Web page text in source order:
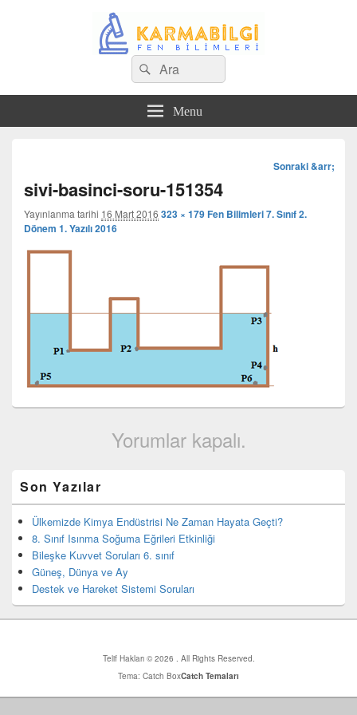
Search
for:
Ara
Menu
Görsel
Sonraki &arr;
sivi-basinci-soru-151354
Yayınlanma tarihi 16 Mart 2016 323 × 179Fen Bilimleri 7. Sınıf 2.
Dönem 1. Yazılı 2016
Yorumlar kapalı.
yan
bar
eklenti
bölgesi
Son Yazılar
Ülkemizde Kimya Endüstrisi Ne Zaman Hayata Geçti?
8. Sınıf Isınma Soğuma Eğrileri Etkinliği
Bileşke Kuvvet Soruları 6. sınıf
Güneş, Dünya ve Ay
Destek ve Hareket Sistemi Soruları
Telif Hakları © 2026 . All Rights Reserved.
Tema: Catch BoxCatch Temaları